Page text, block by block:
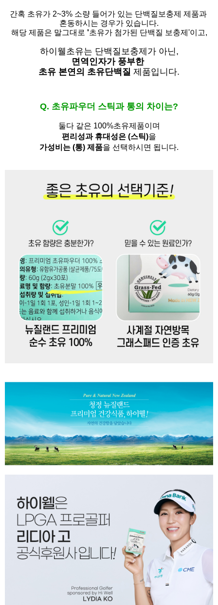
간혹 초유가 2~3% 소량 들어가 있는 단백질보충제 제품과
혼동하시는 경우가 있습니다.
해당 제품은 말그대로 '초유가 첨가된 단백질 보충제'이고,
하이웰초유는 단백질보충제가 아닌,
면역인자가 풍부한
초유 본연의 초유단백질 제품입니다.
Q. 초유파우더 스틱과 통의 차이는?
둘다 같은 100%초유제품이며
편리성과 휴대성은 (스틱)을
가성비는 (통) 제품을 선택하시면 됩니다.